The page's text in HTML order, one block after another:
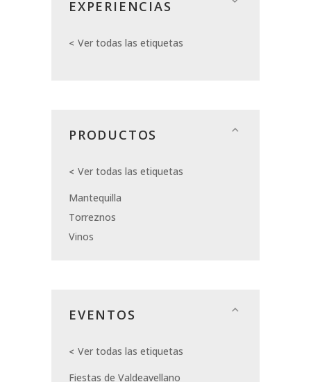
EXPERIENCIAS
Ver todas las etiquetas
PRODUCTOS
Ver todas las etiquetas
Mantequilla
Torreznos
Vinos
EVENTOS
Ver todas las etiquetas
Fiestas de Valdeavellano